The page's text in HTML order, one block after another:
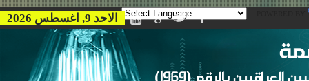
الاحد 9, اغسطس 2026